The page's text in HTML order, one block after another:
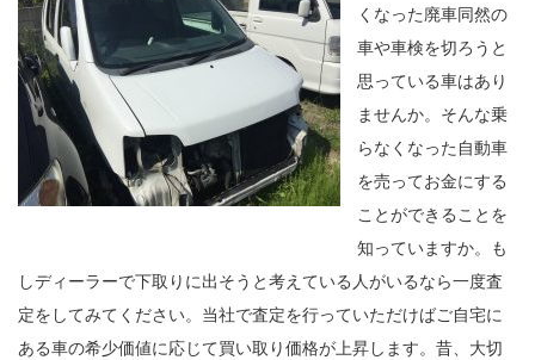
くなった廃車同然の
車や車検を切ろうと
思っている車はあり
ませんか。そんな乗
らなくなった自動車
を売ってお金にする
ことができることを
知っていますか。も
しディーラーで下取りに出そうと考えている人がいるなら一度査
定をしてみてください。当社で査定を行っていただけばご自宅に
ある車の希少価値に応じて買い取り価格が上昇します。昔、大切